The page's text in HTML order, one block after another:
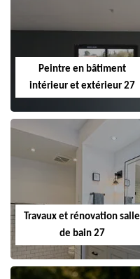
Peintre en bâtiment
intérieur et extérieur 27
Travaux et rénovation salle
de bain 27